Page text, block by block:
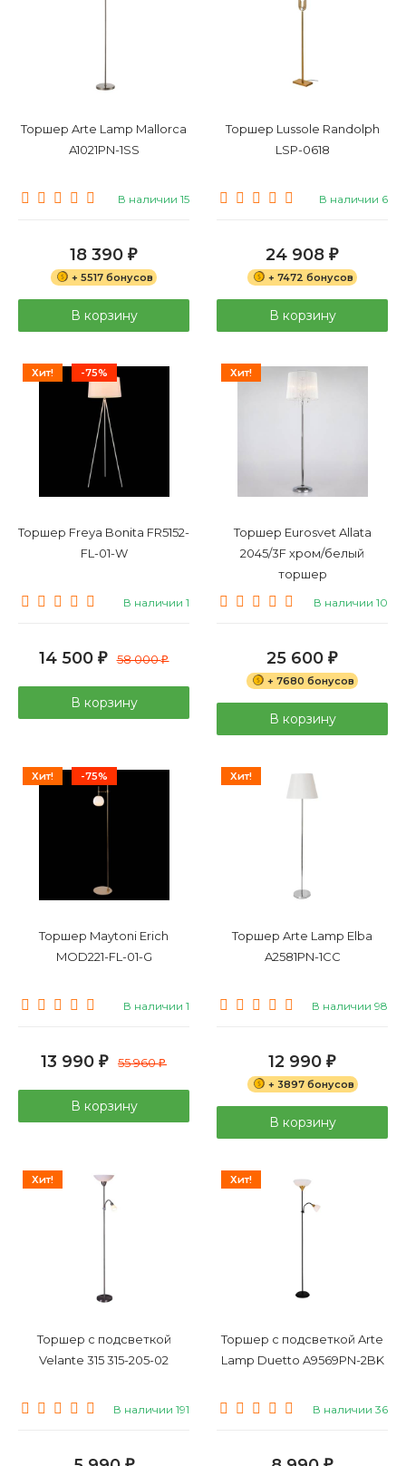
Торшер Arte Lamp Mallorca
A1021PN-1SS
В наличии 15
18 390 ₽
+ 5517 бонусов
В корзину
Торшер Lussole Randolph
LSP-0618
В наличии 6
24 908 ₽
+ 7472 бонусов
В корзину
Хит! -75%
Торшер Freya Bonita FR5152-
FL-01-W
В наличии 1
14 500 ₽ 58 000₽
В корзину
Хит!
Торшер Eurosvet Allata
2045/3F хром/белый
торшер
В наличии 10
25 600 ₽
+ 7680 бонусов
В корзину
Хит! -75%
Торшер Maytoni Erich
MOD221-FL-01-G
В наличии 1
13 990 ₽ 55 960₽
В корзину
Хит!
Торшер Arte Lamp Elba
A2581PN-1CC
В наличии 98
12 990 ₽
+ 3897 бонусов
В корзину
Хит!
Торшер с подсветкой
Velante 315 315-205-02
В наличии 191
Хит!
Торшер с подсветкой Arte
Lamp Duetto A9569PN-2BK
В наличии 36